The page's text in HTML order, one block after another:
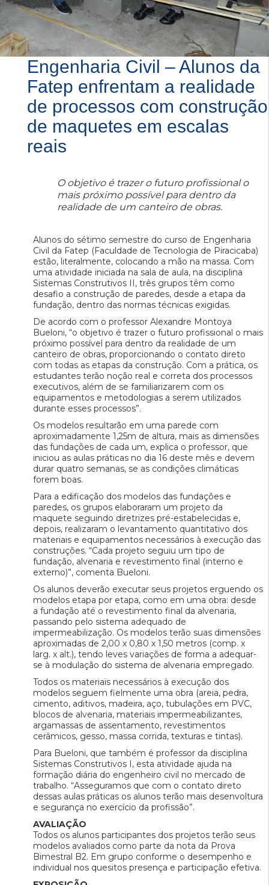
Engenharia Civil – Alunos da
Fatep enfrentam a realidade
de processos com construção
de maquetes em escalas
reais
O objetivo é trazer o futuro profissional o
mais próximo possível para dentro da
realidade de um canteiro de obras.
Alunos do sétimo semestre do curso de Engenharia
Civil da Fatep (Faculdade de Tecnologia de Piracicaba)
estão, literalmente, colocando a mão na massa. Com
uma atividade iniciada na sala de aula, na disciplina
Sistemas Construtivos II, três grupos têm como
desafio a construção de paredes, desde a etapa da
fundação, dentro das normas técnicas exigidas.
De acordo com o professor Alexandre Montoya
Bueloni, “o objetivo é trazer o futuro profissional o mais
próximo possível para dentro da realidade de um
canteiro de obras, proporcionando o contato direto
com todas as etapas da construção. Com a prática, os
estudantes terão noção real e correta dos processos
executivos, além de se familiarizarem com os
equipamentos e metodologias a serem utilizados
durante esses processos”.
Os modelos resultarão em uma parede com
aproximadamente 1,25m de altura, mais as dimensões
das fundações de cada um, explica o professor, que
iniciou as aulas práticas no dia 16 deste mês e devem
durar quatro semanas, se as condições climáticas
forem boas.
Para a edificação dos modelos das fundações e
paredes, os grupos elaboraram um projeto da
maquete seguindo diretrizes pré-estabelecidas e,
depois, realizaram o levantamento quantitativo dos
materiais e equipamentos necessários à execução das
construções. “Cada projeto seguiu um tipo de
fundação, alvenaria e revestimento final (interno e
externo)”, comenta Bueloni.
Os alunos deverão executar seus projetos erguendo os
modelos etapa por etapa, como em uma obra: desde
a fundação até o revestimento final da alvenaria,
passando pelo sistema adequado de
impermeabilização. Os modelos terão suas dimensões
aproximadas de 2,00 x 0,80 x 1,50 metros (comp. x
larg. x alt.), tendo leves variações de forma a adequar-
se à modulação do sistema de alvenaria empregado.
Todos os materiais necessários à execução dos
modelos seguem fielmente uma obra (areia, pedra,
cimento, aditivos, madeira, aço, tubulações em PVC,
blocos de alvenaria, materiais impermeabilizantes,
argamassas de assentamento, revestimentos
cerâmicos, gesso, massa corrida, texturas e tintas).
Para Bueloni, que também é professor da disciplina
Sistemas Construtivos I, esta atividade ajuda na
formação diária do engenheiro civil no mercado de
trabalho. “Asseguramos que com o contato direto
dessas aulas práticas os alunos terão mais desenvoltura
e segurança no exercício da profissão”.
AVALIAÇÃO
Todos os alunos participantes dos projetos terão seus
modelos avaliados como parte da nota da Prova
Bimestral B2. Em grupo conforme o desempenho e
individual nos quesitos presença e participação efetiva.